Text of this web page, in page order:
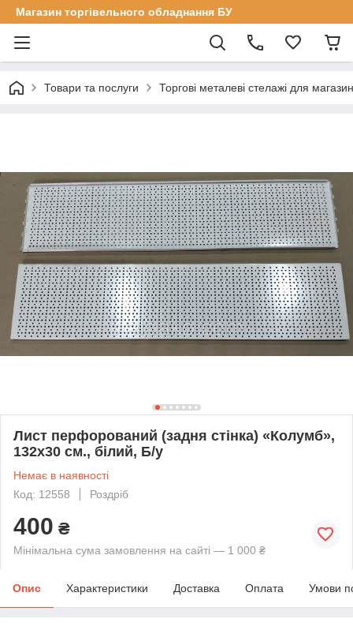
Магазин торгівельного обладнання БУ
Товари та послуги Торгові металеві стелажі для
Лист перфорований (задня стінка) «Колумб»,
132х30 см., білий, Б/у
Немає в наявності
Код: 12558
Роздріб
400 ₴
Мінімальна сума замовлення на сайті — 1 000 ₴
Опис Характеристики Доставка Оплата Умови